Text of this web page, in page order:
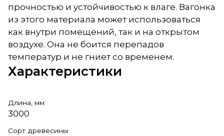
прочностью и устойчивостью к влаге. Вагонка
из этого материала может использоваться
как внутри помещений, так и на открытом
воздухе. Она не боится перепадов
температур и не гниет со временем.
Характеристики
Длина, мм
3000
Сорт древесины